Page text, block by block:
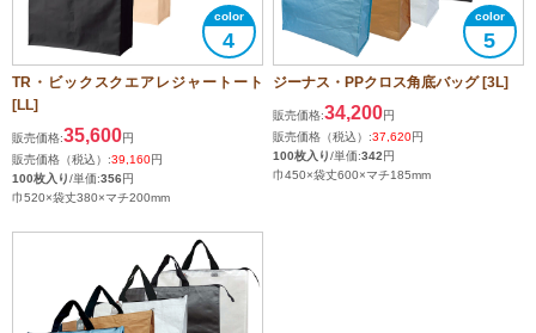
4
TR・ビックスクエアレジャートート
[LL]
販売価格:35,600円
販売価格（税込）:39,160円
100枚入り/単価:356円
巾520×袋丈380×マチ200mm
5
ジーナス・PPクロス角底バッグ [3L]
販売価格:34,200円
販売価格（税込）:37,620円
100枚入り/単価:342円
巾450×袋丈600×マチ185mm